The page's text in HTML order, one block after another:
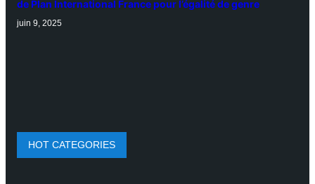
de Plan International France pour l’égalité de genre
juin 9, 2025
HOT CATEGORIES